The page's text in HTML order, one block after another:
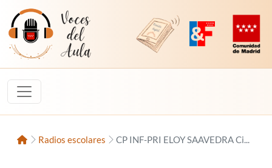
Saltar al contenido
Voces del Aula
Revista Digital de EducaMadrid
Plataforma de
InicioRadios escolares CP INF-PRI ELOY SAAVEDRA Ci...